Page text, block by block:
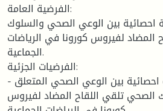
الفرضية العامة:
احصائية بين الوعي الصحي والسلوك
المضاد لفيروس كورونا في الرياضات
الجماعية.
الفرضيات الجزئية:
- توجد علاقة ذات دلالة احصائية بين الوعي الصحي المتعلق
الصحي تلقي اللقاح المضاد لفيروس